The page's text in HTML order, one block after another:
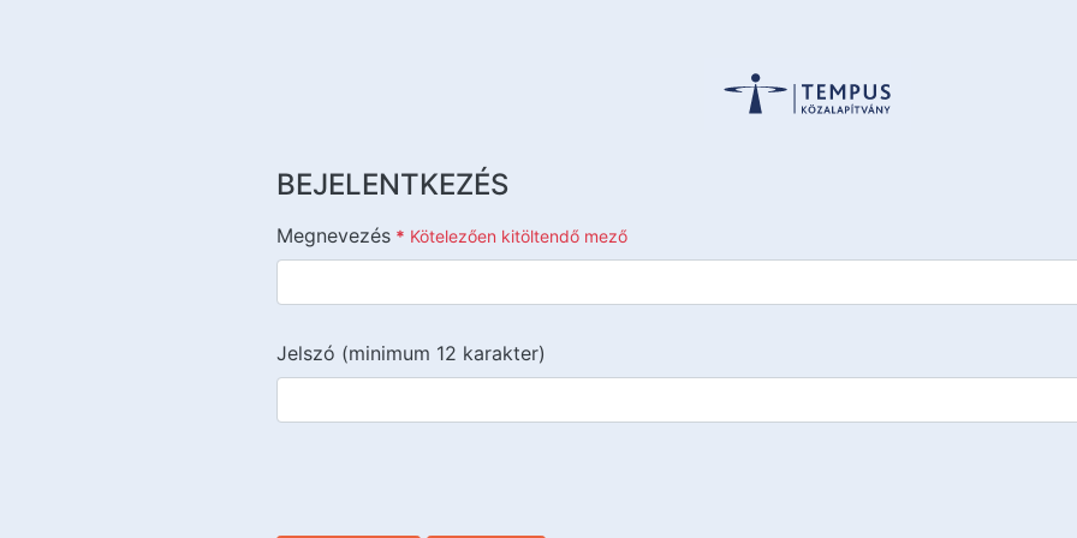
BEJELENTKEZÉS
Megnevezés * Kötelezően kitöltendő mező
Jelszó (minimum 12 karakter)